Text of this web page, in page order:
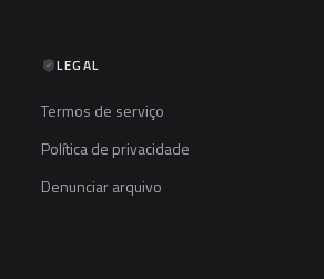
LEGAL
Termos de serviço
Política de privacidade
Denunciar arquivo